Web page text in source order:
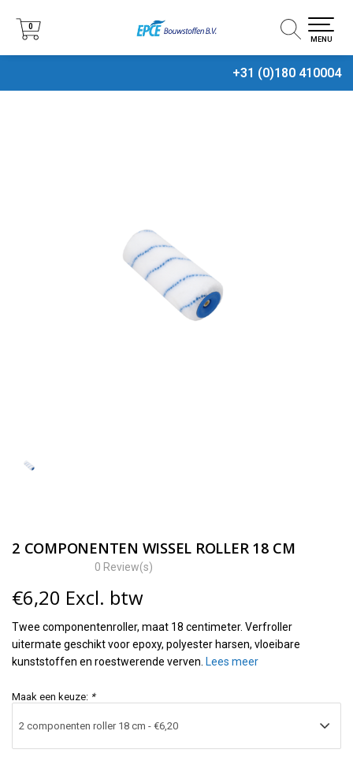
+31 (0)180 410004
0
0
MENU
2 COMPONENTEN WISSEL ROLLER 18 CM
0 Review(s)
€6,20 Excl. btw
Twee componentenroller, maat 18 centimeter. Verfroller
uitermate geschikt voor epoxy, polyester harsen, vloeibare
kunststoffen en roestwerende verven. Lees meer
Maak een keuze: *